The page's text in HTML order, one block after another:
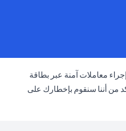
معاملات آمنة عبر بطاقة
من أننا سنقوم بإخطارك على